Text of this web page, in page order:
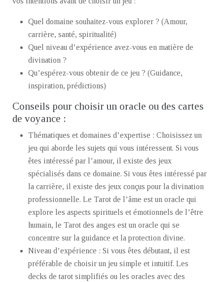
Quel domaine souhaitez-vous explorer ? (Amour,
carrière, santé, spiritualité)
Quel niveau d’expérience avez-vous en matière de
divination ?
Qu’espérez-vous obtenir de ce jeu ? (Guidance,
inspiration, prédictions)
Conseils pour choisir un oracle ou des cartes
de voyance :
Thématiques et domaines d’expertise : Choisissez un
jeu qui aborde les sujets qui vous intéressent. Si vous
êtes intéressé par l’amour, il existe des jeux
spécialisés dans ce domaine. Si vous êtes intéressé par
la carrière, il existe des jeux conçus pour la divination
professionnelle. Le Tarot de l’âme est un oracle qui
explore les aspects spirituels et émotionnels de l’être
humain, le Tarot des anges est un oracle qui se
concentre sur la guidance et la protection divine.
Niveau d’expérience : Si vous êtes débutant, il est
préférable de choisir un jeu simple et intuitif. Les
decks de tarot simplifiés ou les oracles avec des